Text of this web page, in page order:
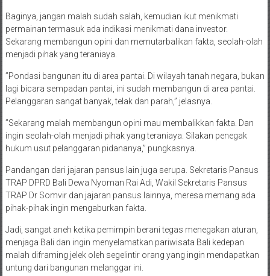
Baginya, jangan malah sudah salah, kemudian ikut menikmati
permainan termasuk ada indikasi menikmati dana investor.
Sekarang membangun opini dan memutarbalikan fakta, seolah-olah
menjadi pihak yang teraniaya.
”Pondasi bangunan itu di area pantai. Di wilayah tanah negara, bukan
lagi bicara sempadan pantai, ini sudah membangun di area pantai.
Pelanggaran sangat banyak, telak dan parah,” jelasnya.
”Sekarang malah membangun opini mau membalikkan fakta. Dan
ingin seolah-olah menjadi pihak yang teraniaya. Silakan penegak
hukum usut pelanggaran pidananya,” pungkasnya.
Pandangan dari jajaran pansus lain juga serupa. Sekretaris Pansus
TRAP DPRD Bali Dewa Nyoman Rai Adi, Wakil Sekretaris Pansus
TRAP Dr Somvir dan jajaran pansus lainnya, meresa memang ada
pihak-pihak ingin mengaburkan fakta.
Jadi, sangat aneh ketika pemimpin berani tegas menegakan aturan,
menjaga Bali dan ingin menyelamatkan pariwisata Bali kedepan
malah diframing jelek oleh segelintir orang yang ingin mendapatkan
untung dari bangunan melanggar ini.